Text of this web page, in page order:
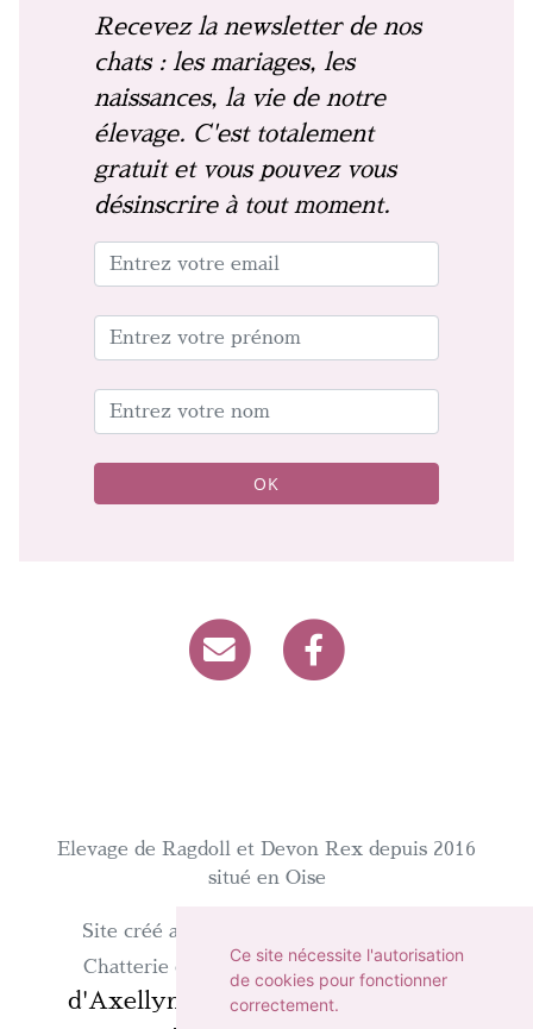
Recevez la newsletter de nos
chats : les mariages, les
naissances, la vie de notre
élevage. C'est totalement
gratuit et vous pouvez vous
désinscrire à tout moment.
OK
Elevage de Ragdoll et Devon Rex depuis 2016
situé en Oise
Site créé avec
Chatterie d'Axellyne 2026 -Chatterie
d'Axellyne
surchat-et-chaton.com
Ce site nécessite l'autorisation
de cookies pour fonctionner
correctement.